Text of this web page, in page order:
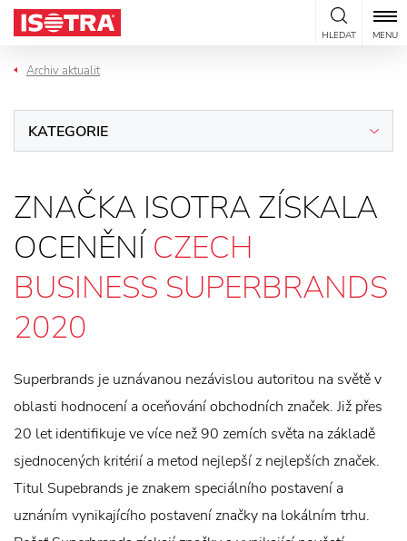
Přeskočit na obsah
HLEDAT MENU
Archiv aktualit
KATEGORIE
ZNAČKA ISOTRA ZÍSKALA
OCENĚNÍ CZECH
BUSINESS SUPERBRANDS
2020
Superbrands je uznávanou nezávislou autoritou na světě v
oblasti hodnocení a oceňování obchodních značek. Již přes
20 let identifikuje ve více než 90 zemích světa na základě
sjednocených kritérií a metod nejlepší z nejlepších značek.
Titul Supebrands je znakem speciálního postavení a
uznáním vynikajícího postavení značky na lokálním trhu.